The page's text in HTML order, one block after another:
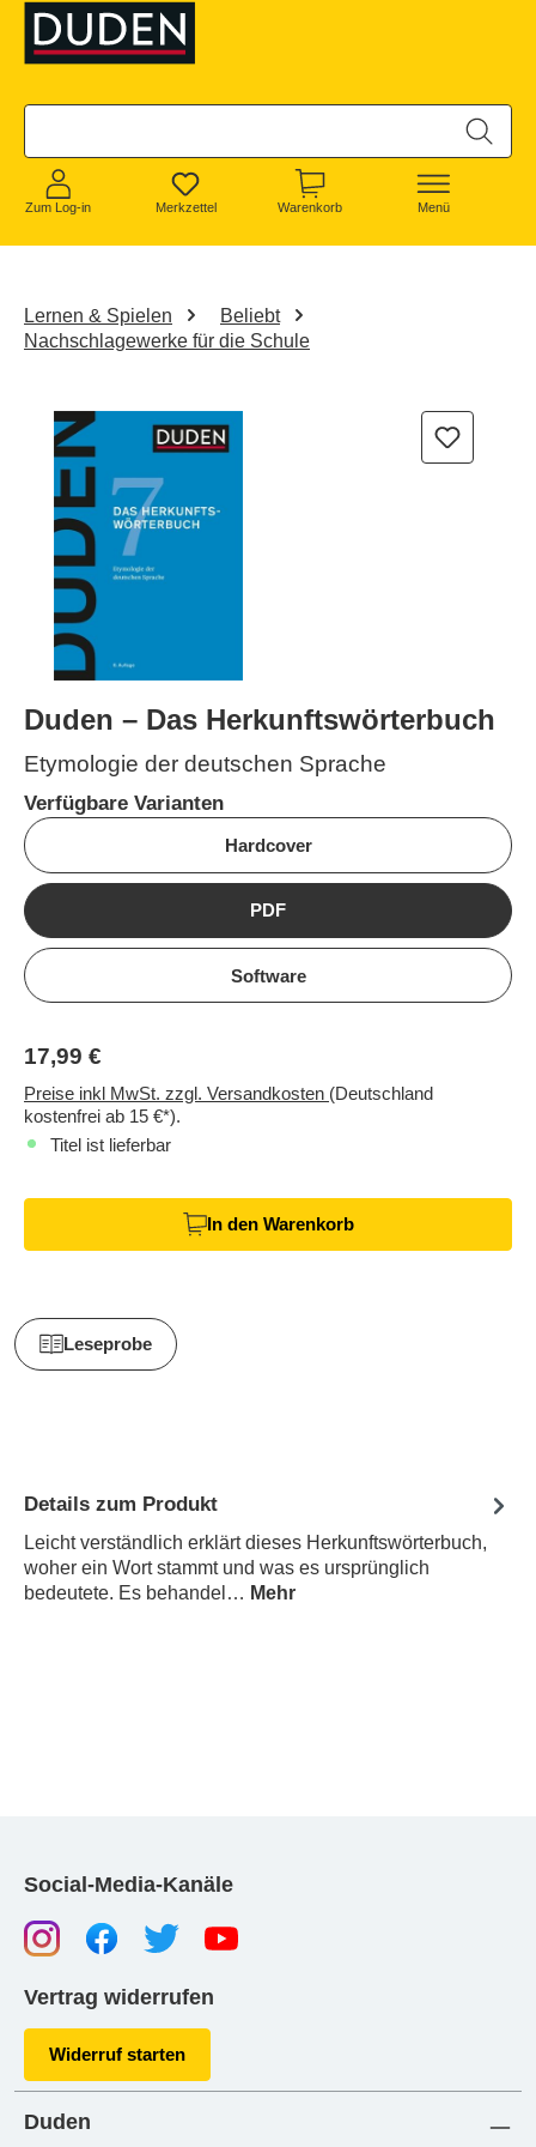
springen
Zum Log-in Merkzettel Warenkorb Menü
Lernen & Spielen
Beliebt
Nachschlagewerke für die Schule
Bildergalerie überspringen
Duden – Das Herkunftswörterbuch
Etymologie der deutschen Sprache
Verfügbare Varianten
Hardcover
PDF
Software
17,99 €
Preise inkl MwSt. zzgl. Versandkosten (Deutschland
kostenfrei ab 15 €*).
Titel ist lieferbar
In den Warenkorb
Leseprobe
Details zum Produkt
Leicht verständlich erklärt dieses Herkunftswörterbuch,
woher ein Wort stammt und was es ursprünglich
bedeutete. Es behandel… Mehr
Social-Media-Kanäle
Vertrag widerrufen
Widerruf starten
Duden